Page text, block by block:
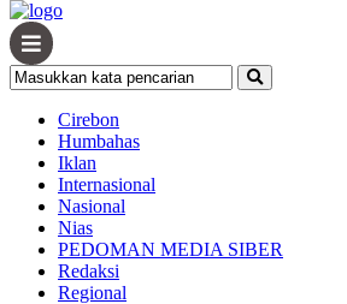
Cirebon
Humbahas
Iklan
Internasional
Nasional
Nias
PEDOMAN MEDIA SIBER
Redaksi
Regional